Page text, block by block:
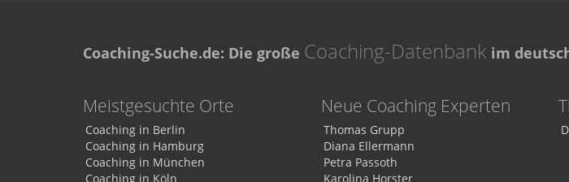
Coaching-Suche.de: Die große Coaching-Datenbank im
Meistgesuchte Orte
Coaching in Berlin
Coaching in Hamburg
Coaching in München
Coaching in Köln
Neue Coaching Experten
Thomas Grupp
Diana Ellermann
Petra Passoth
Karolina Horster